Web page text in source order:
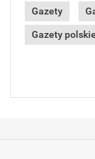
Gazety
Gazety polskie